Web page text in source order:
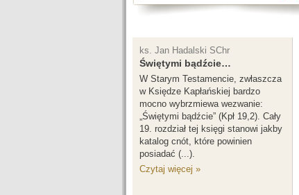
ks. Jan Hadalski SChr
Świętymi bądźcie…
W Starym Testamencie, zwłaszcza
w Księdze Kapłańskiej bardzo
mocno wybrzmiewa wezwanie:
„Świętymi bądźcie” (Kpł 19,2). Cały
19. rozdział tej księgi stanowi jakby
katalog cnót, które powinien
posiadać (...).
Czytaj więcej »